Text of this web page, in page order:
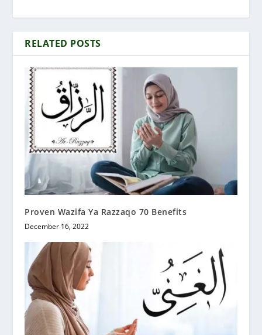
RELATED POSTS
Proven Wazifa Ya Razzaqo 70 Benefits
December 16, 2022